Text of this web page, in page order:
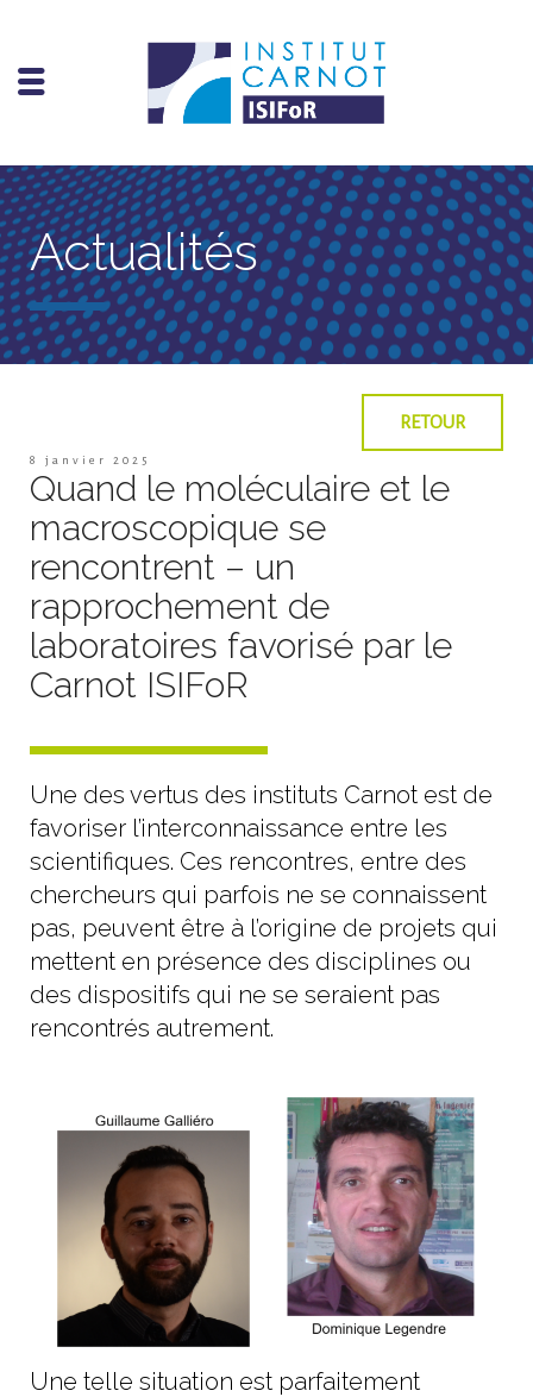
Actualités
RETOUR
8 janvier 2025
Quand le moléculaire et le
macroscopique se
rencontrent – un
rapprochement de
laboratoires favorisé par le
Carnot ISIFoR
Une des vertus des instituts Carnot est de
favoriser l’interconnaissance entre les
scientifiques. Ces rencontres, entre des
chercheurs qui parfois ne se connaissent
pas, peuvent être à l’origine de projets qui
mettent en présence des disciplines ou
des dispositifs qui ne se seraient pas
rencontrés autrement.
Une telle situation est parfaitement